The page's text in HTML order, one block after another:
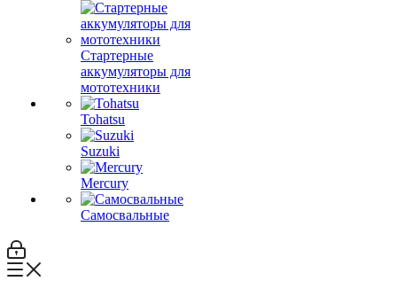
Стартерные
аккумуляторы для
мототехники
Tohatsu
Suzuki
Mercury
Самосвальные